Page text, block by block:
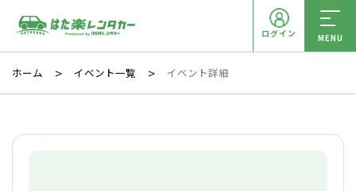
ログイン MENU
ホーム イベント一覧 イベント詳細